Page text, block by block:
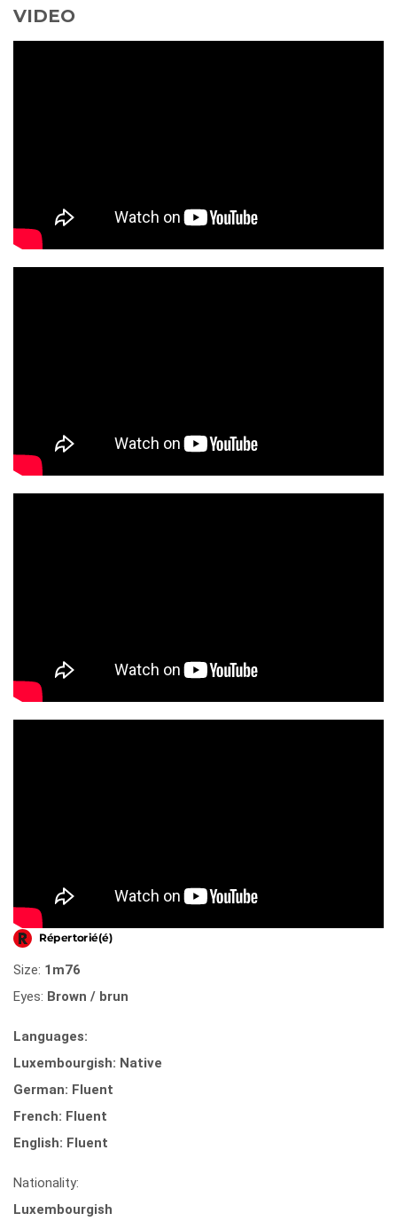
VIDEO
Size: 1m76
Eyes: Brown / brun
Languages:
Luxembourgish: Native
German: Fluent
French: Fluent
English: Fluent
Nationality:
Luxembourgish